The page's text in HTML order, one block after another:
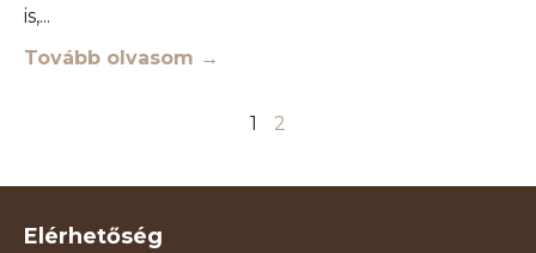
is,
Tovább olvasom →
1 2
Elérhetőség